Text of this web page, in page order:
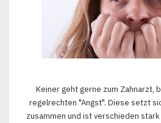
Keiner geht gerne zum Zahnarzt,
regelrechten "Angst". Diese setzt
zusammen und ist verschieden